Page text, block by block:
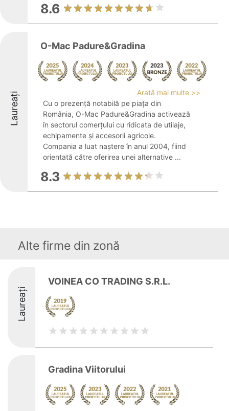
8.6
Laureați
O-Mac Padure&Gradina
Arată mai multe >>
Cu o prezență notabilă pe piața din
România, O-Mac Padure&Gradina activează
în sectorul comerțului cu ridicata de utilaje,
echipamente și accesorii agricole.
Compania a luat naștere în anul 2004, fiind
orientată către oferirea unei alternative ...
8.3
Alte firme din zonă
Laureați
VOINEA CO TRADING S.R.L.
Gradina Viitorului